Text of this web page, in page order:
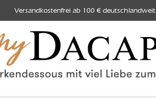
Versandkostenfrei ab 100 € deutschlandweit